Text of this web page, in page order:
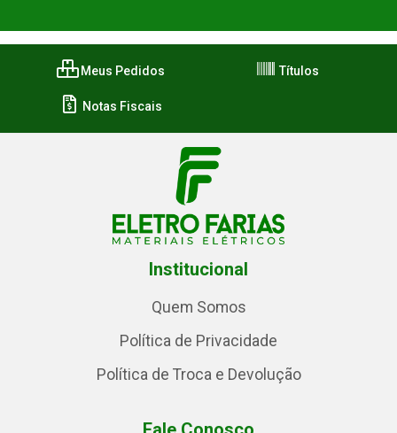
Meus Pedidos Títulos
Notas Fiscais
Institucional
Quem Somos
Política de Privacidade
Política de Troca e Devolução